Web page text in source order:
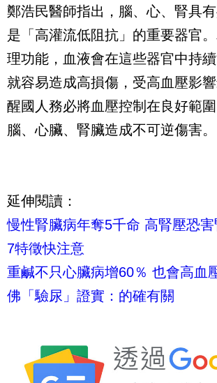
鄭浩民醫師指出，腦、心、腎具
是「高灌流低阻抗」的重要器官
理功能，血液會在這些器官中持
就容易造成高損傷，受高血壓影
醒國人務必將血壓控制在良好範
腦、心臟、腎臟造成不可逆傷害。
延伸閱讀：
慢性腎臟病年奪5千命 高腎壓恐害
7特徵快注意
重鹹不只心臟病增60％ 也會高血
佛「驗尿」證實：的確有關